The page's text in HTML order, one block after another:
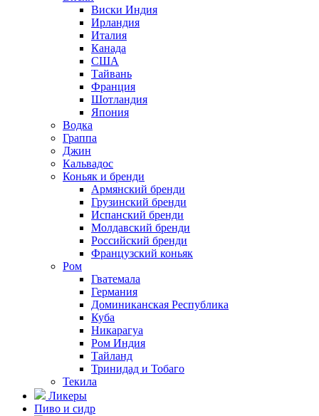
Виски Индия
Ирландия
Италия
Канада
США
Тайвань
Франция
Шотландия
Япония
Водка
Граппа
Джин
Кальвадос
Коньяк и бренди
Армянский бренди
Грузинский бренди
Испанский бренди
Молдавский бренди
Российский бренди
Французский коньяк
Ром
Гватемала
Германия
Доминиканская Республика
Куба
Никарагуа
Ром Индия
Тайланд
Тринидад и Тобаго
Текила
Ликеры
Пиво и сидр